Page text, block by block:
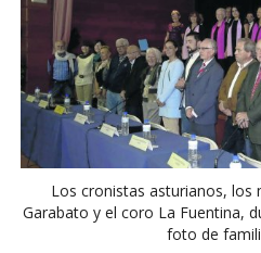
Los cronistas asturianos, los
Garabato y el coro La Fuentina,
foto de